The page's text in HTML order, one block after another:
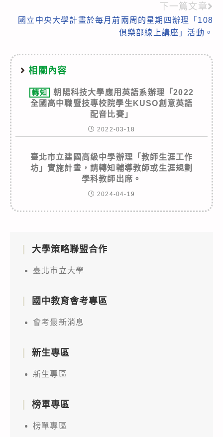
下一篇文章
國立中央大學計畫於每月前兩周的星期四辦理「108
俱樂部線上講座」活動。
相關內容
轉知
朝陽科技大學應用英語系辦理「2022
全國高中職暨技專校院學生KUSO創意英語
配音比賽」
2022-03-18
臺北市立建國高級中學辦理「教師生涯工作
坊」實施計畫，請轉知輔導教師或生涯規劃
學科教師出席。
2024-04-19
大學策略聯盟合作
臺北市立大學
國中教育會考專區
會考最新消息
新生專區
新生專區
榜單專區
榜單專區